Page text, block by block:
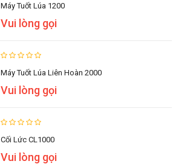
Máy Tuốt Lúa 1200
Vui lòng gọi
Máy Tuốt Lúa Liên Hoàn 2000
Vui lòng gọi
Cối Lức CL1000
Vui lòng gọi